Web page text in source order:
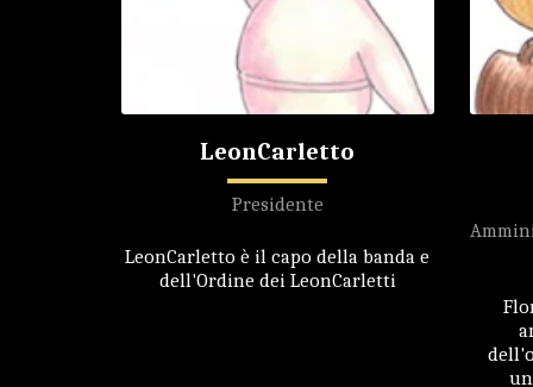
LeonCarletto
Presidente
LeonCarletto è il capo della banda e
dell'Ordine dei LeonCarletti